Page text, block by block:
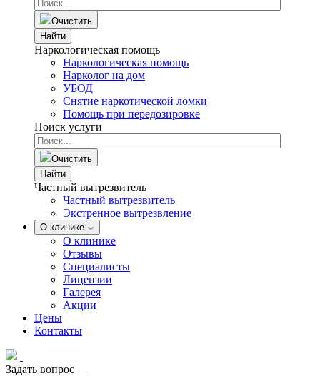
Очистить
Найти
Наркологическая помощь
Наркологическая помощь
Нарколог на дом
УБОД
Снятие наркотической ломки
Помощь при передозировке
Поиск услуги
Очистить
Найти
Частный вытрезвитель
Частный вытрезвитель
Экстренное вытрезвление
О клинике
О клинике
Отзывы
Специалисты
Лицензии
Галерея
Акции
Цены
Контакты
Задать вопрос